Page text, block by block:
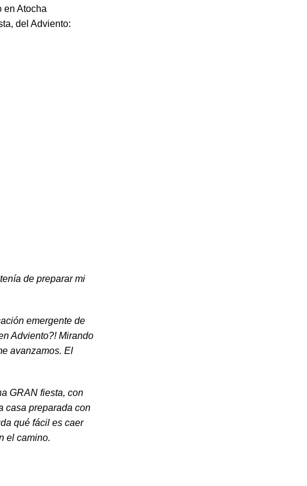
en Atocha
del Adviento:
de preparar mi
emergente de
Adviento?! Mirando
avanzamos. El
GRAN fiesta, con
casa preparada con
qué fácil es caer
el camino.